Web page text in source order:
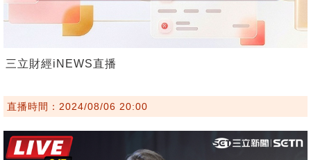
三立財經iNEWS直播
直播時間：2024/08/06 20:00